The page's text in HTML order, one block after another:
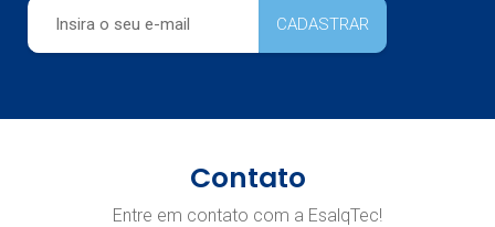
Contato
Entre em contato com a EsalqTec!